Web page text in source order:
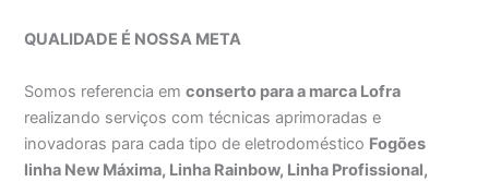
QUALIDADE É NOSSA META
Somos referencia emconserto para a marca Lofra
realizando serviços com técnicas aprimoradas e
inovadoras para cada tipo de eletrodoméstico Fogões
linha New Máxima, Linha Rainbow, Linha Profissional,